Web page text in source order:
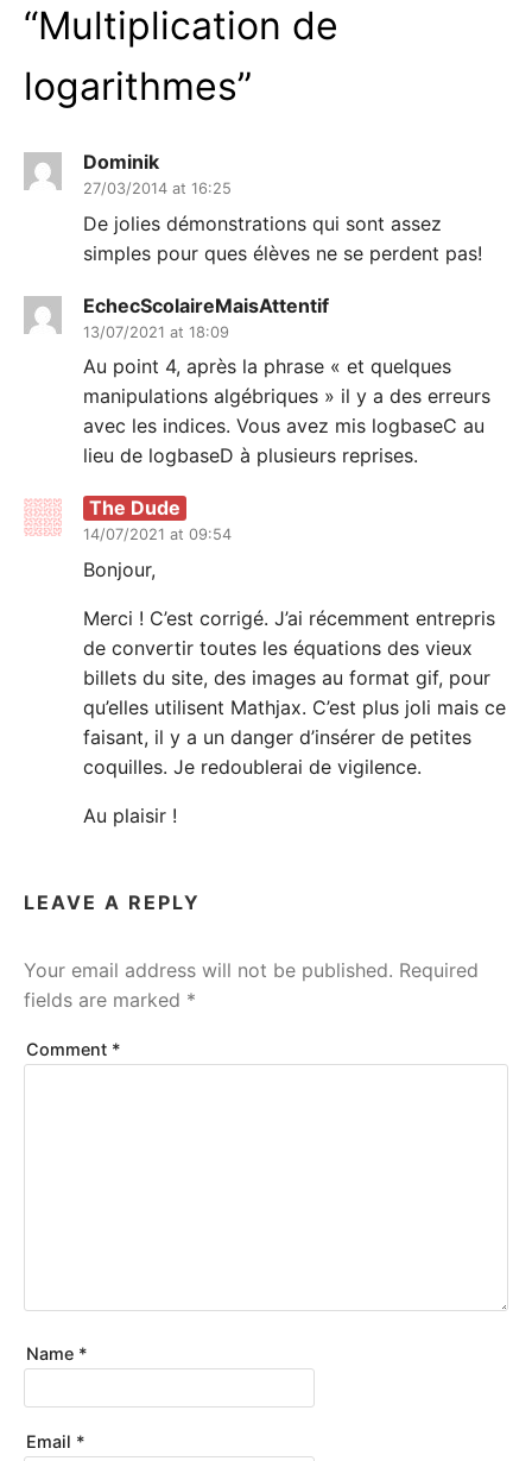
“Multiplication de
logarithmes”
Dominik
27/03/2014 at 16:25
De jolies démonstrations qui sont assez
simples pour ques élèves ne se perdent pas!
EchecScolaireMaisAttentif
13/07/2021 at 18:09
Au point 4, après la phrase « et quelques
manipulations algébriques » il y a des erreurs
avec les indices. Vous avez mis logbaseC au
lieu de logbaseD à plusieurs reprises.
The Dude
14/07/2021 at 09:54
Bonjour,
Merci ! C’est corrigé. J’ai récemment entrepris
de convertir toutes les équations des vieux
billets du site, des images au format gif, pour
qu’elles utilisent Mathjax. C’est plus joli mais ce
faisant, il y a un danger d’insérer de petites
coquilles. Je redoublerai de vigilence.
Au plaisir !
LEAVE A REPLY
Your email address will not be published. Required
fields are marked *
Comment *
Name *
Email *